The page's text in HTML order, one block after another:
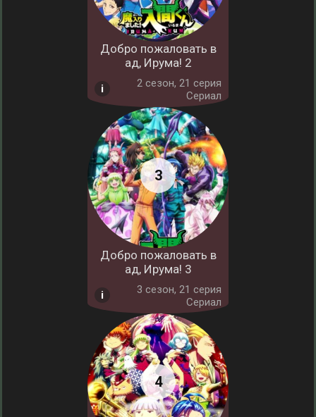
Добро пожаловать в
ад, Ирума! 2
2 cезон, 21 серия
Сериал
Добро пожаловать в
ад, Ирума! 3
3 cезон, 21 серия
Сериал